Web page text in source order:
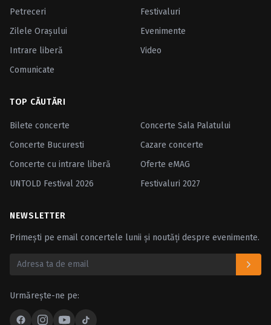
Petreceri
Festivaluri
Zilele Oraşului
Evenimente
Intrare liberă
Video
Comunicate
TOP CĂUTĂRI
Bilete concerte
Concerte Sala Palatului
Concerte Bucuresti
Cazare concerte
Concerte cu intrare liberă
Oferte eMAG
UNTOLD Festival 2026
Festivaluri 2027
NEWSLETTER
Primești pe email concertele lunii și noutăți despre evenimente.
Urmărește-ne pe: